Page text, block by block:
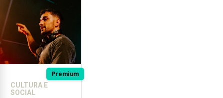
Premium
CULTURA E
SOCIAL